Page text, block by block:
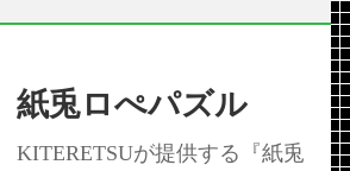
紙兎ロぺパズル
KITERETSUが提供する『紙兎